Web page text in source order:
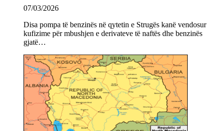
07/03/2026
Disa pompa të benzinës në qytetin e Strugës kanë vendosur
kufizime për mbushjen e derivateve të naftës dhe benzinës
gjatë…